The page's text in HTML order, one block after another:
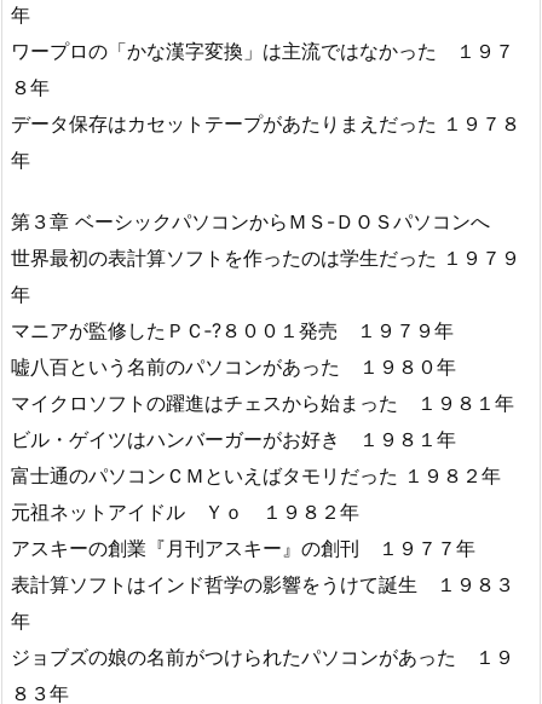
年
ワープロの「かな漢字変換」は主流ではなかった １９７
８年
データ保存はカセットテープがあたりまえだった １９７８
年
第３章 ベーシックパソコンからＭＳ-ＤＯＳパソコンへ
世界最初の表計算ソフトを作ったのは学生だった １９７９
年
マニアが監修したＰＣ‐?８００１発売 １９７９年
嘘八百という名前のパソコンがあった １９８０年
マイクロソフトの躍進はチェスから始まった １９８１年
ビル・ゲイツはハンバーガーがお好き １９８１年
富士通のパソコンＣＭといえばタモリだった １９８２年
元祖ネットアイドル Ｙｏ １９８２年
アスキーの創業『月刊アスキー』の創刊 １９７７年
表計算ソフトはインド哲学の影響をうけて誕生 １９８３
年
ジョブズの娘の名前がつけられたパソコンがあった １９
８３年